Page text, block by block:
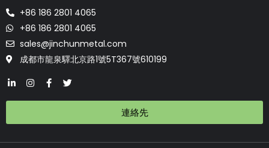
+86 186 2801 4065
+86 186 2801 4065
sales@jinchunmetal.com
成都市龍泉驛北京路1號5T367號610199
連絡先